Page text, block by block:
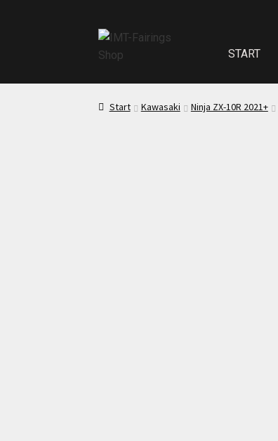
START
Start Kawasaki Ninja ZX-10R 2021+